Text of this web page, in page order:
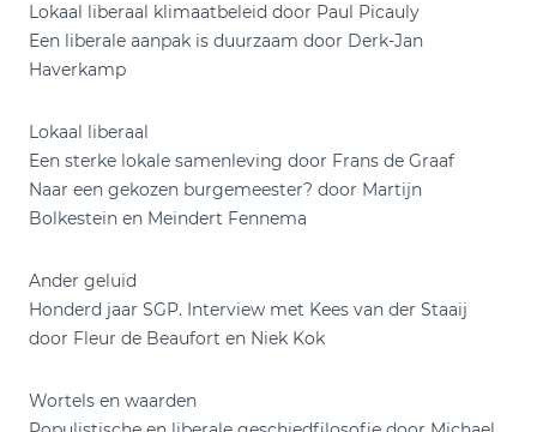
Lokaal liberaal klimaatbeleid door Paul Picauly
Een liberale aanpak is duurzaam door Derk-Jan
Haverkamp
Lokaal liberaal
Een sterke lokale samenleving door Frans de Graaf
Naar een gekozen burgemeester? door Martijn
Bolkestein en Meindert Fennema
Ander geluid
Honderd jaar SGP. Interview met Kees van der Staaij
door Fleur de Beaufort en Niek Kok
Wortels en waarden